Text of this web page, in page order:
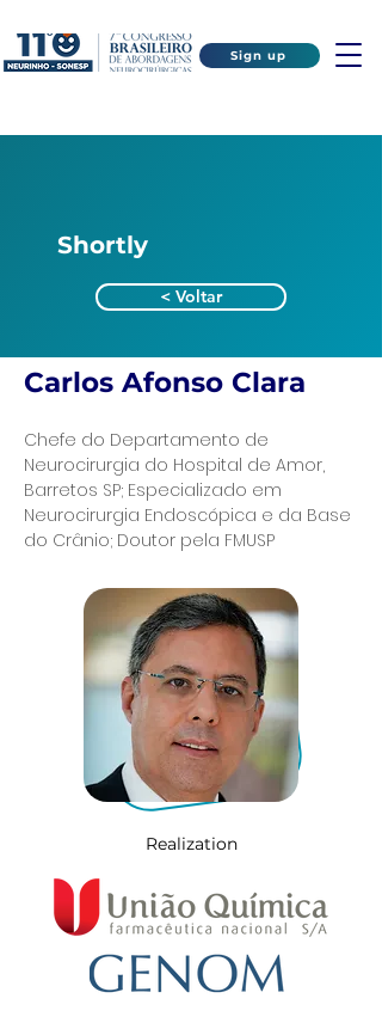
Sign up
Shortly
< Voltar
Carlos Afonso Clara
Chefe do Departamento de
Neurocirurgia do Hospital de Amor,
Barretos SP; Especializado em
Neurocirurgia Endoscópica e da Base
do Crânio; Doutor pela FMUSP
Realization